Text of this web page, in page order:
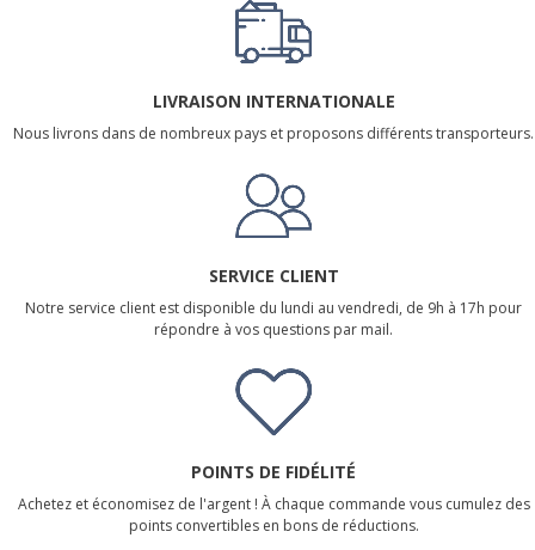
LIVRAISON INTERNATIONALE
Nous livrons dans de nombreux pays et proposons différents transporteurs.
SERVICE CLIENT
Notre service client est disponible du lundi au vendredi, de 9h à 17h pour
répondre à vos questions par mail.
POINTS DE FIDÉLITÉ
Achetez et économisez de l'argent ! À chaque commande vous cumulez des
points convertibles en bons de réductions.